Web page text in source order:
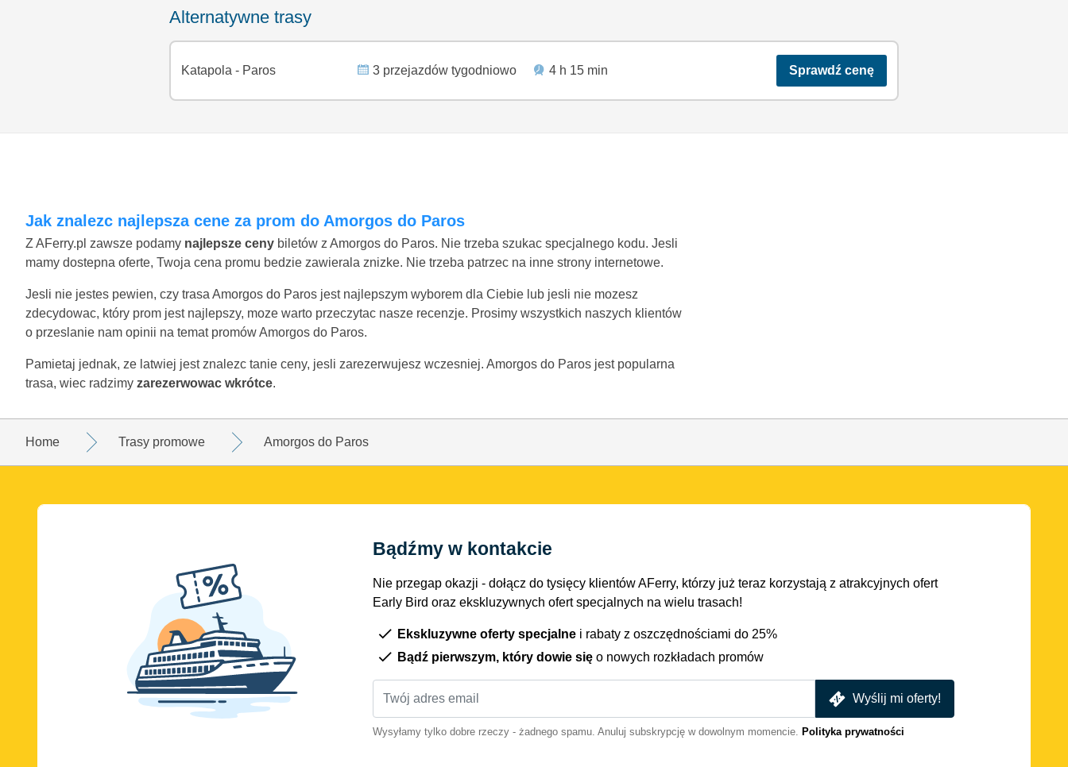
Alternatywne trasy
Katapola - Paros 3 przejazdów tygodniowo 4 h 15 min Sprawdź cenę
Jak znalezc najlepsza cene za prom do Amorgos do Paros
Z AFerry.pl zawsze podamy najlepsze ceny biletów z Amorgos do Paros. Nie trzeba szukac specjalnego kodu. Jesli
mamy dostepna oferte, Twoja cena promu bedzie zawierala znizke. Nie trzeba patrzec na inne strony internetowe.
Jesli nie jestes pewien, czy trasa Amorgos do Paros jest najlepszym wyborem dla Ciebie lub jesli nie mozesz
zdecydowac, który prom jest najlepszy, moze warto przeczytac nasze recenzje. Prosimy wszystkich naszych klientów
o przeslanie nam opinii na temat promów Amorgos do Paros.
Pamietaj jednak, ze latwiej jest znalezc tanie ceny, jesli zarezerwujesz wczesniej. Amorgos do Paros jest popularna
trasa, wiec radzimy zarezerwowac wkrótce.
Home Trasy promowe Amorgos do Paros
Bądźmy w kontakcie
Nie przegap okazji - dołącz do tysięcy klientów AFerry, którzy już teraz korzystają z atrakcyjnych ofert
Early Bird oraz ekskluzywnych ofert specjalnych na wielu trasach!
Ekskluzywne oferty specjalne i rabaty z oszczędnościami do 25%
Bądź pierwszym, który dowie się o nowych rozkładach promów
Wyślij mi oferty!
Wysyłamy tylko dobre rzeczy - żadnego spamu. Anuluj subskrypcję w dowolnym momencie. Polityka prywatności